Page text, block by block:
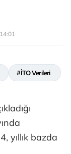
#İTO Verileri
yıllık bazda